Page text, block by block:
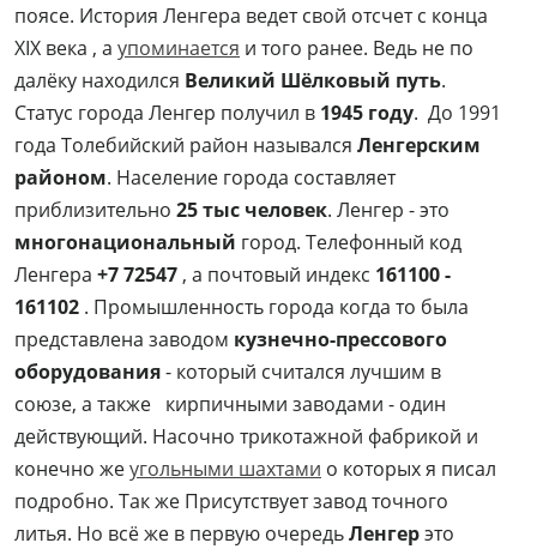
поясе. История Ленгера ведет свой отсчет с конца
XIX века , а упоминается и того ранее. Ведь не по
далёку находился Великий Шёлковый путь.
Статус города Ленгер получил в 1945 году. До 1991
года Толебийский район назывался Ленгерским
районом. Население города составляет
приблизительно 25 тыс человек. Ленгер - это
многонациональный город. Телефонный код
Ленгера +7 72547 , а почтовый индекс 161100 -
161102 . Промышленность города когда то была
представлена заводом кузнечно-прессового
оборудования- который считался лучшим в
союзе, а также кирпичными заводами - один
действующий. Насочно трикотажной фабрикой и
конечно жеугольными шахтами о которых я писал
подробно. Так же Присутствует завод точного
литья. Но всё же в первую очередьЛенгерэто